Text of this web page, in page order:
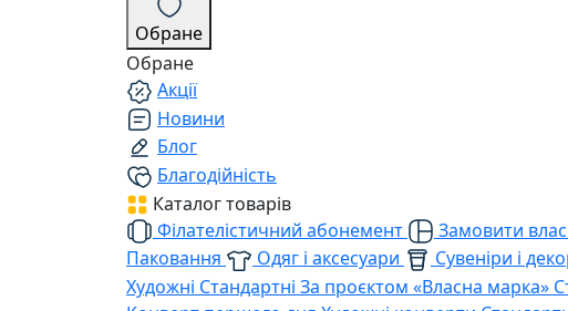
Обране
Обране
Акції
Новини
Блог
Благодійність
Каталог товарів
Філателістичний абонемент
Замовити
Паковання
Одяг і аксесуари
Сувеніри і
Художні Стандартні За проєктом «Власна марка»